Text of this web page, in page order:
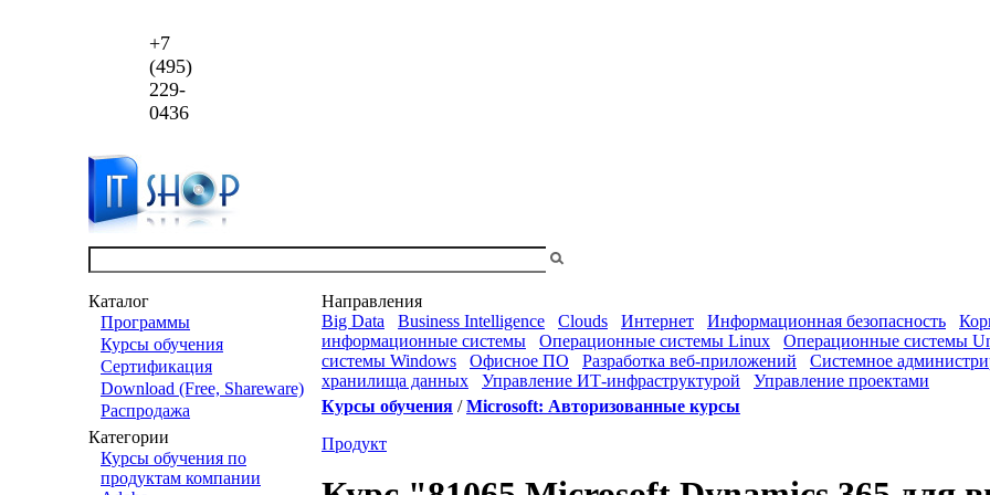
+7
(495)
229-
0436
Каталог
Программы
Курсы обучения
Сертификация
Download (Free, Shareware)
Распродажа
Категории
Курсы обучения по
продуктам компании
Направления
Big Data
Business Intelligence Clouds Интернет Информационная безопасность
информационные системы
Операционные системы Linux Операционные системы
системы Windows
Офисное ПО Разработка веб-приложений Системное
хранилища данных
Управление ИТ-инфраструктурой
Управление проектами
Курсы обучения /Microsoft: Авторизованные курсы
Продукт